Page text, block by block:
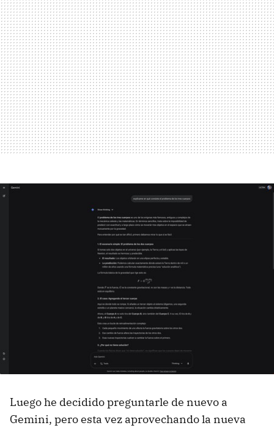
Luego he decidido preguntarle de nuevo a
Gemini, pero esta vez aprovechando la nueva